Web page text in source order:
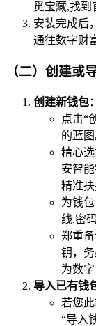
觅宝藏,找到
安装完成后
通往数字财
（二）创建或
创建新钱包：
点击“
的蓝图
精心
安智
精准抉
为钱
线,密
郑重
钥，
为数字
导入已有钱
若您
“导入